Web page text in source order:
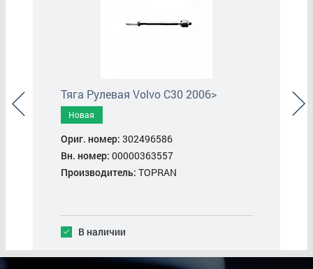
Тяга Рулевая Volvo C30 2006>
Новая
Ориг. номер: 302496586
Вн. номер: 00000363557
Производитель: TOPRAN
В наличии